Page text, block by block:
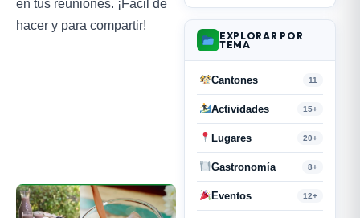
en tus reuniones. ¡Fácil de
hacer y para compartir!
EXPLORAR POR
TEMA
Cantones 11
Actividades 15+
Lugares 20+
Gastronomía 8+
Eventos 12+